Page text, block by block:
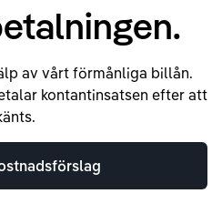
av vårt förmånliga billån.
kontantinsatsen efter att